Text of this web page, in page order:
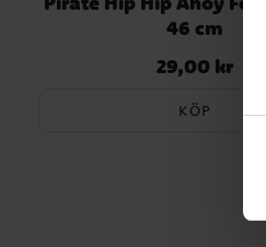
46 cm
Pris:29,00 kr
29,00 kr
KÖP